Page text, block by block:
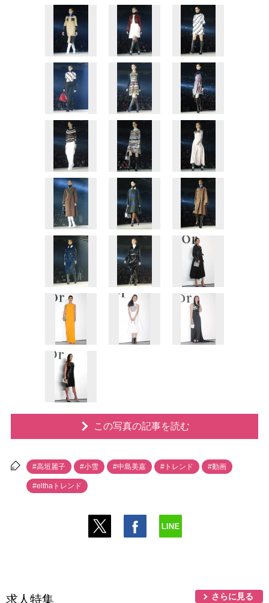
この写真の記事を読む
#高垣麗子 #小雪 #中島美嘉 #トレンド #動画
#elthaトレンド
求人特集 さらに見る